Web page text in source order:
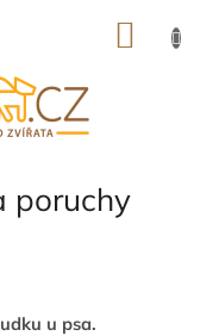
poruchy
u psa.